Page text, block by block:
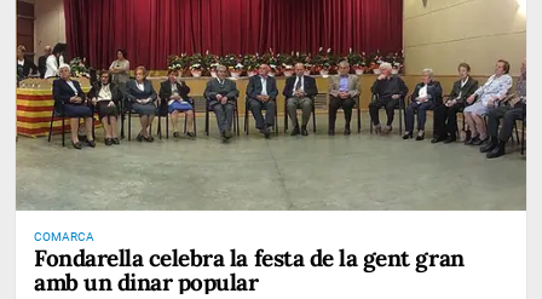
COMARCA
Fondarella celebra la festa de la gent gran
amb un dinar popular